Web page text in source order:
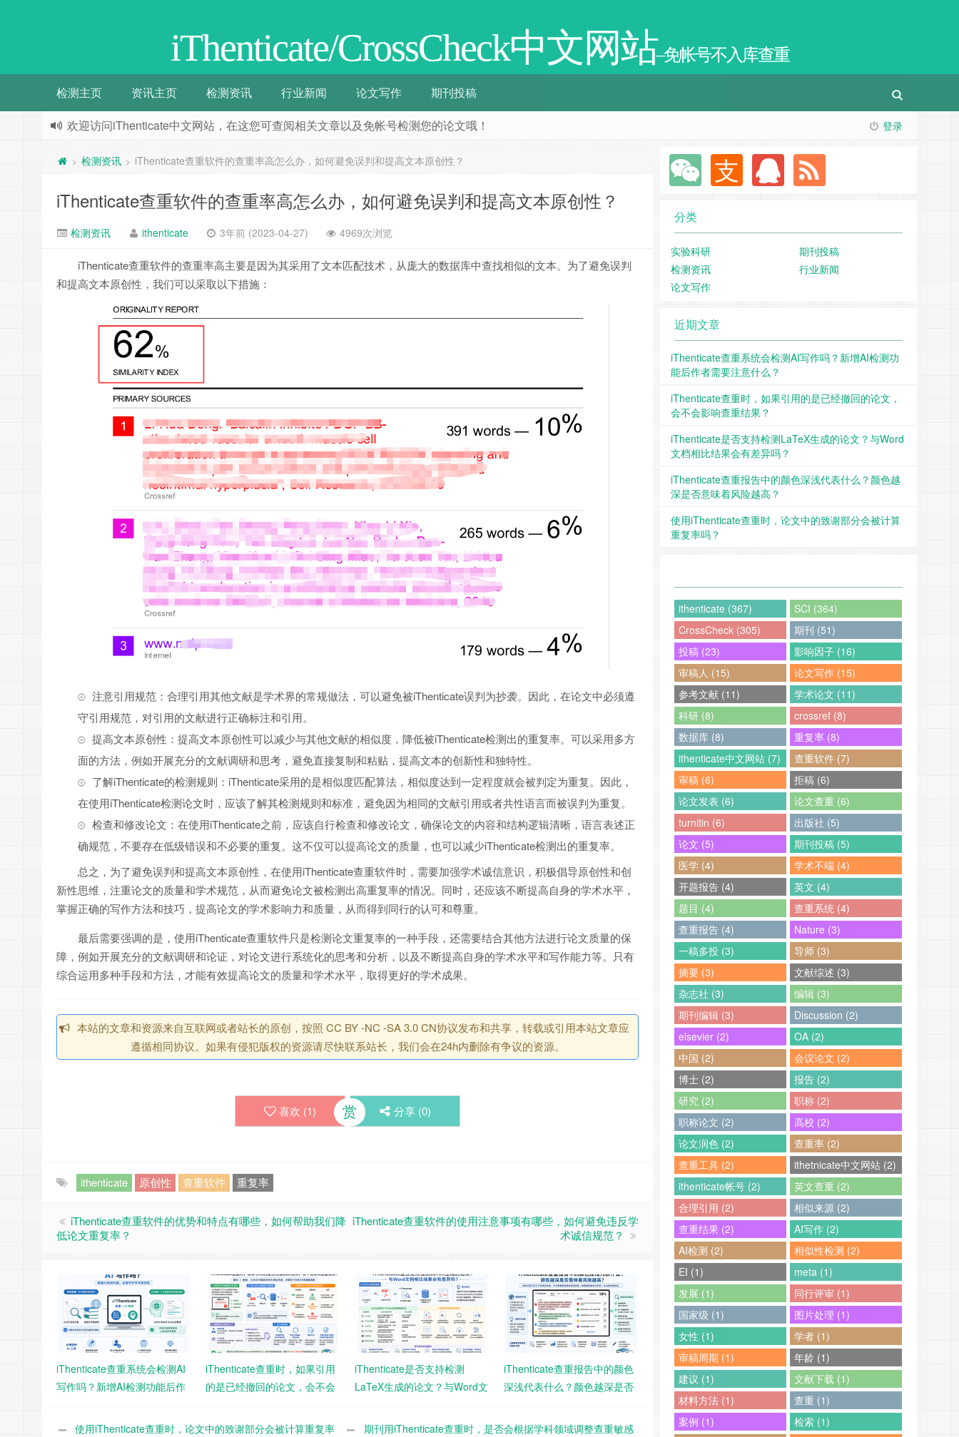
iThenticate/CrossCheck中文网站–免帐号不入库查重
检测主页 资讯主页 检测资讯 行业新闻 论文写作 期刊投稿
登录
欢迎访问iThenticate中文网站，在这您可查阅相关文章以及免帐号检测您的论文哦！
> 检测资讯 > iThenticate查重软件的查重率高怎么办，如何避免误判和提高文本原创性？
iThenticate查重软件的查重率高怎么办，如何避免误判和提高文本原创性？
检测资讯 ithenticate 3年前 (2023-04-27) 4969次浏览
iThenticate查重软件的查重率高主要是因为其采用了文本匹配技术，从庞大的数据库中查找相似的文本。为了避免误判
和提高文本原创性，我们可以采取以下措施：
注意引用规范：合理引用其他文献是学术界的常规做法，可以避免被iThenticate误判为抄袭。因此，在论文中必须遵
守引用规范，对引用的文献进行正确标注和引用。
提高文本原创性：提高文本原创性可以减少与其他文献的相似度，降低被iThenticate检测出的重复率。可以采用多方
面的方法，例如开展充分的文献调研和思考，避免直接复制和粘贴，提高文本的创新性和独特性。
了解iThenticate的检测规则：iThenticate采用的是相似度匹配算法，相似度达到一定程度就会被判定为重复。因此，
在使用iThenticate检测论文时，应该了解其检测规则和标准，避免因为相同的文献引用或者共性语言而被误判为重复。
检查和修改论文：在使用iThenticate之前，应该自行检查和修改论文，确保论文的内容和结构逻辑清晰，语言表述正
确规范，不要存在低级错误和不必要的重复。这不仅可以提高论文的质量，也可以减少iThenticate检测出的重复率。
总之，为了避免误判和提高文本原创性，在使用iThenticate查重软件时，需要加强学术诚信意识，积极倡导原创性和创
新性思维，注重论文的质量和学术规范，从而避免论文被检测出高重复率的情况。同时，还应该不断提高自身的学术水平，
掌握正确的写作方法和技巧，提高论文的学术影响力和质量，从而得到同行的认可和尊重。
最后需要强调的是，使用iThenticate查重软件只是检测论文重复率的一种手段，还需要结合其他方法进行论文质量的保
障，例如开展充分的文献调研和论证，对论文进行系统化的思考和分析，以及不断提高自身的学术水平和写作能力等。只有
综合运用多种手段和方法，才能有效提高论文的质量和学术水平，取得更好的学术成果。
本站的文章和资源来自互联网或者站长的原创，按照 CC BY -NC -SA 3.0 CN协议发布和共享，转载或引用本站文章应
遵循相同协议。如果有侵犯版权的资源请尽快联系站长，我们会在24h内删除有争议的资源。
喜欢 (1) 赏 分享 (0)
ithenticate 原创性 查重软件 重复率
iThenticate查重软件的优势和特点有哪些，如何帮助我们降
低论文重复率？
iThenticate查重软件的使用注意事项有哪些，如何避免违反学
术诚信规范？
iThenticate查重系统会检测AI
写作吗？新增AI检测功能后作
iThenticate查重时，如果引用
的是已经撤回的论文，会不会
iThenticate是否支持检测
LaTeX生成的论文？与Word文
iThenticate查重报告中的颜色
深浅代表什么？颜色越深是否
使用iThenticate查重时，论文中的致谢部分会被计算重复率
期刊用iThenticate查重时，是否会根据学科领域调整查重敏感
分类
实验科研
期刊投稿
检测资讯
行业新闻
论文写作
近期文章
iThenticate查重系统会检测AI写作吗？新增AI检测功
能后作者需要注意什么？
iThenticate查重时，如果引用的是已经撤回的论文，
会不会影响查重结果？
iThenticate是否支持检测LaTeX生成的论文？与Word
文档相比结果会有差异吗？
iThenticate查重报告中的颜色深浅代表什么？颜色越
深是否意味着风险越高？
使用iThenticate查重时，论文中的致谢部分会被计算
重复率吗？
ithenticate (367)
SCI (364)
CrossCheck (305)
期刊 (51)
投稿 (23)
影响因子 (16)
审稿人 (15)
论文写作 (15)
参考文献 (11)
学术论文 (11)
科研 (8)
crossref (8)
数据库 (8)
重复率 (8)
ithenticate中文网站 (7)
查重软件 (7)
审稿 (6)
拒稿 (6)
论文发表 (6)
论文查重 (6)
turnitin (6)
出版社 (5)
论文 (5)
期刊投稿 (5)
医学 (4)
学术不端 (4)
开题报告 (4)
英文 (4)
题目 (4)
查重系统 (4)
查重报告 (4)
Nature (3)
一稿多投 (3)
导师 (3)
摘要 (3)
文献综述 (3)
杂志社 (3)
编辑 (3)
期刊编辑 (3)
Discussion (2)
elsevier (2)
OA (2)
中国 (2)
会议论文 (2)
博士 (2)
报告 (2)
研究 (2)
职称 (2)
职称论文 (2)
高校 (2)
论文润色 (2)
查重率 (2)
查重工具 (2)
ithetnicate中文网站 (2)
ithenticate帐号 (2)
英文查重 (2)
合理引用 (2)
相似来源 (2)
查重结果 (2)
AI写作 (2)
AI检测 (2)
相似性检测 (2)
EI (1)
meta (1)
发展 (1)
同行评审 (1)
国家级 (1)
图片处理 (1)
女性 (1)
学者 (1)
审稿周期 (1)
年龄 (1)
建议 (1)
文献下载 (1)
材料方法 (1)
查重 (1)
案例 (1)
检索 (1)